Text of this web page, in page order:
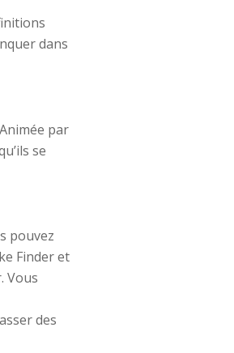
dans
par
se
pouvez
Finder et
Vous
des